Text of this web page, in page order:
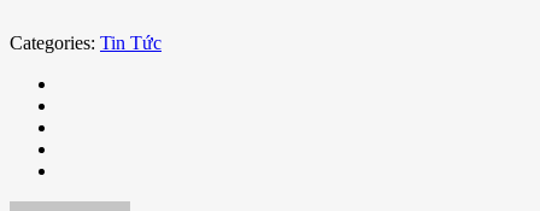
Categories: Tin Tức